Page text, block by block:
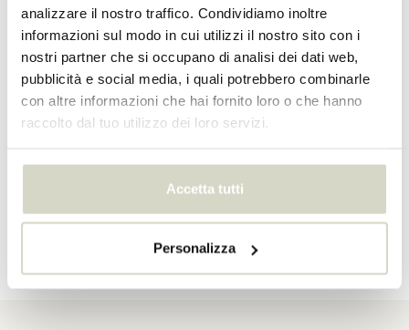
analizzare il nostro traffico. Condividiamo inoltre
informazioni sul modo in cui utilizzi il nostro sito con i
nostri partner che si occupano di analisi dei dati web,
pubblicità e social media, i quali potrebbero combinarle
con altre informazioni che hai fornito loro o che hanno
raccolto dal tuo utilizzo dei loro servizi.
Accetta tutti
Personalizza
Numero dell'articolo 900000150
SKU 900000150
EAN 5707644920347
Recensioni
Crea la tua recensione